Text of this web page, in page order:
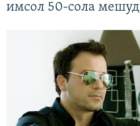
имсол 50-сола мешуд